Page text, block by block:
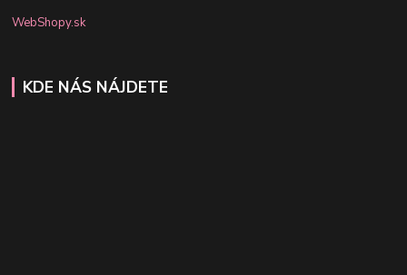
WebShopy.sk
KDE NÁS NÁJDETE